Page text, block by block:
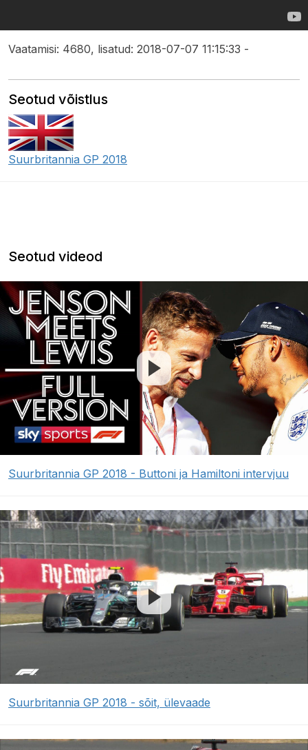
Vaatamisi: 4680, lisatud: 2018-07-07 11:15:33 -
Seotud võistlus
Suurbritannia GP 2018
Seotud videod
Suurbritannia GP 2018 - Buttoni ja Hamiltoni intervjuu
Suurbritannia GP 2018 - sõit, ülevaade